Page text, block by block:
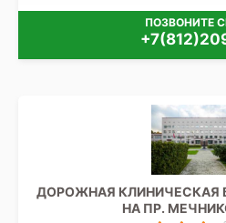
ПОЗВОНИТЕ
ДОРОЖНАЯ КЛИНИЧЕСКАЯ
НА ПР.